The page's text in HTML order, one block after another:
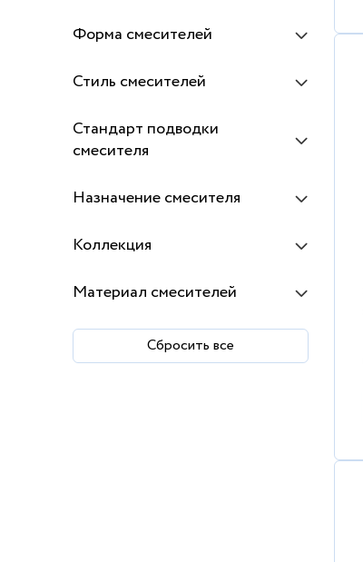
Ани Пласт
Форма смесителей
Стиль смесителей
Стандарт подводки
смесителя
Назначение смесителя
Коллекция
Материал смесителей
Сбросить все